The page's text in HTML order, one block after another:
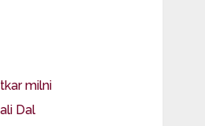
milni
Dal